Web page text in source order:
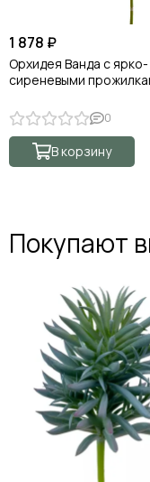
1 878 ₽
Орхидея Ванда с ярко-
сиреневыми
0
В корзину
Покупают